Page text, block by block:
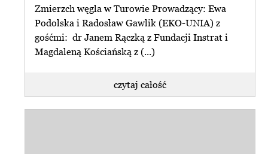
Zmierzch węgla w Turowie Prowadzący: Ewa
Podolska i Radosław Gawlik (EKO-UNIA) z
gośćmi: dr Janem Rączką z Fundacji Instrat i
Magdaleną Kościańską z (...)
czytaj całość